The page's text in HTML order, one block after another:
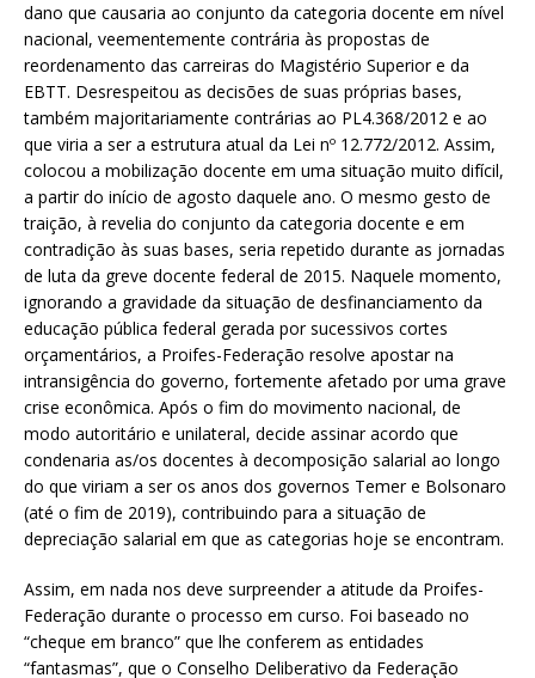
dano que causaria ao conjunto da categoria docente em nível
nacional, veementemente contrária às propostas de
reordenamento das carreiras do Magistério Superior e da
EBTT. Desrespeitou as decisões de suas próprias bases,
também majoritariamente contrárias ao PL4.368/2012 e ao
que viria a ser a estrutura atual da Lei nº 12.772/2012. Assim,
colocou a mobilização docente em uma situação muito difícil,
a partir do início de agosto daquele ano. O mesmo gesto de
traição, à revelia do conjunto da categoria docente e em
contradição às suas bases, seria repetido durante as jornadas
de luta da greve docente federal de 2015. Naquele momento,
ignorando a gravidade da situação de desfinanciamento da
educação pública federal gerada por sucessivos cortes
orçamentários, a Proifes-Federação resolve apostar na
intransigência do governo, fortemente afetado por uma grave
crise econômica. Após o fim do movimento nacional, de
modo autoritário e unilateral, decide assinar acordo que
condenaria as/os docentes à decomposição salarial ao longo
do que viriam a ser os anos dos governos Temer e Bolsonaro
(até o fim de 2019), contribuindo para a situação de
depreciação salarial em que as categorias hoje se encontram.
Assim, em nada nos deve surpreender a atitude da Proifes-
Federação durante o processo em curso. Foi baseado no
“cheque em branco” que lhe conferem as entidades
“fantasmas”, que o Conselho Deliberativo da Federação